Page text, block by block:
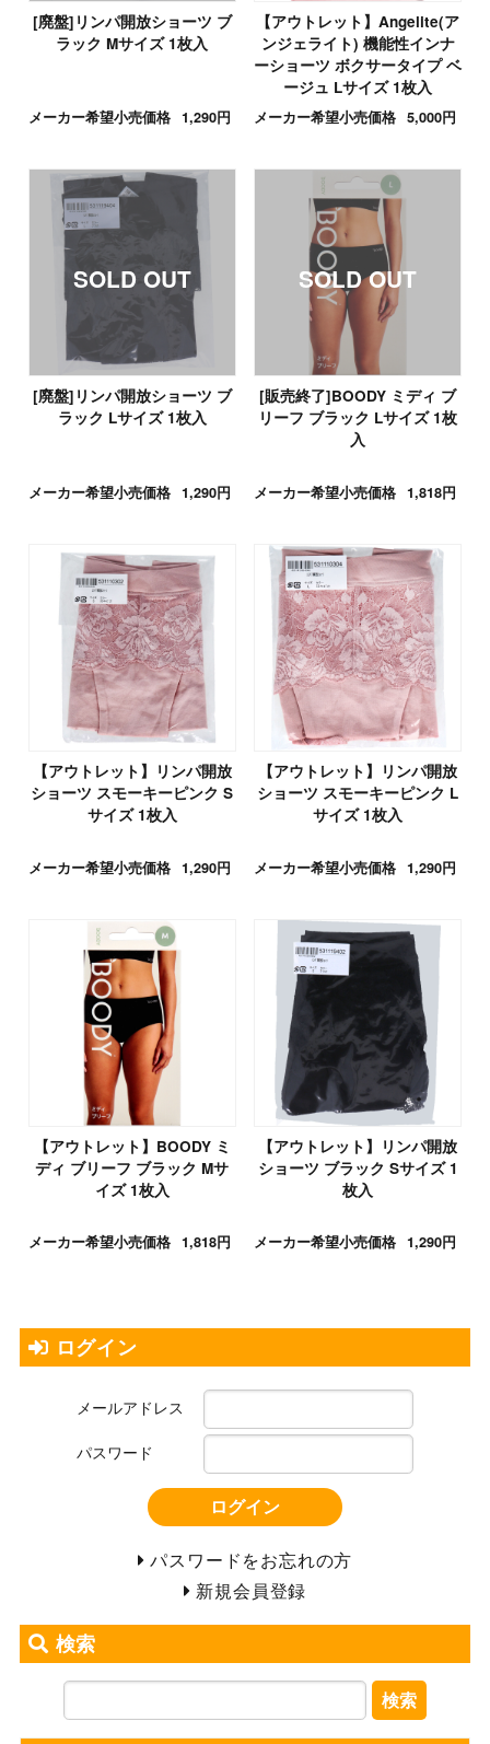
[廃盤]リンパ開放ショーツ ブ
ラック Mサイズ 1枚入
メーカー希望小売価格 1,290円
【アウトレット】Angelite(ア
ンジェライト) 機能性インナ
ーショーツ ボクサータイプ ベ
ージュ Lサイズ 1枚入
メーカー希望小売価格 5,000円
[廃盤]リンパ開放ショーツ ブ
ラック Lサイズ 1枚入
メーカー希望小売価格 1,290円
[販売終了]BOODY ミディ ブ
リーフ ブラック Lサイズ 1枚
入
メーカー希望小売価格 1,818円
【アウトレット】リンパ開放
ショーツ スモーキーピンク S
サイズ 1枚入
メーカー希望小売価格 1,290円
【アウトレット】リンパ開放
ショーツ スモーキーピンク L
サイズ 1枚入
メーカー希望小売価格 1,290円
【アウトレット】BOODY ミ
ディ ブリーフ ブラック Mサ
イズ 1枚入
メーカー希望小売価格 1,818円
【アウトレット】リンパ開放
ショーツ ブラック Sサイズ 1
枚入
メーカー希望小売価格 1,290円
ログイン
メールアドレス
パスワード
ログイン
パスワードをお忘れの方
新規会員登録
検索
検索